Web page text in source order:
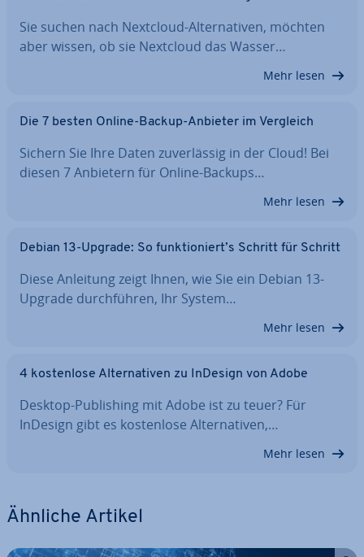
Sie suchen nach Nextcloud-Al­ter­na­ti­ven, möchten
aber wissen, ob sie Nextcloud das Wasser…
Mehr lesen
Die 7 besten Online-Backup-Anbieter im Vergleich
Sichern Sie Ihre Daten zu­ver­läs­sig in der Cloud! Bei
diesen 7 Anbietern für Online-Backups…
Mehr lesen
Debian 13-Upgrade: So funk­tio­niert’s Schritt für Schritt
Diese Anleitung zeigt Ihnen, wie Sie ein Debian 13-
Upgrade durch­füh­ren, Ihr System…
Mehr lesen
4 kos­ten­lo­se Al­ter­na­ti­ven zu InDesign von Adobe
Desktop-Pu­bli­shing mit Adobe ist zu teuer? Für
InDesign gibt es kos­ten­lo­se Al­ter­na­ti­ven,…
Mehr lesen
Ähnliche Artikel